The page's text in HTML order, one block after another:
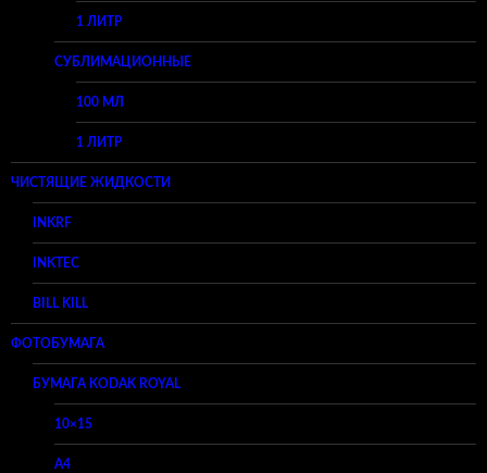
1 ЛИТР
СУБЛИМАЦИОННЫЕ
100 МЛ
1 ЛИТР
ЧИСТЯЩИЕ ЖИДКОСТИ
INKRF
INKTEC
BILL KILL
ФОТОБУМАГА
БУМАГА KODAK ROYAL
10×15
A4